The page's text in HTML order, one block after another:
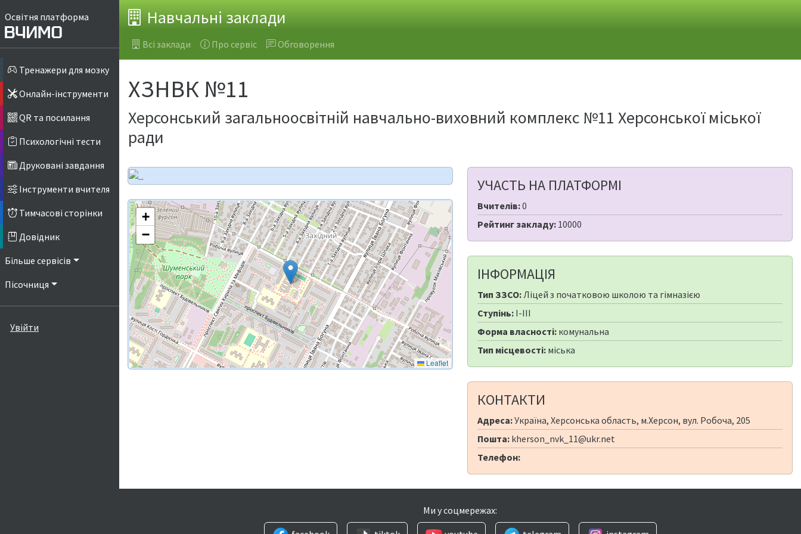
Освітня платформа
Тренажери для мозку
Онлайн-інструменти
QR та посилання
Психологічні тести
Друковані завдання
Інструменти вчителя
Тимчасові сторінки
Довідник
Більше сервісів
Пісочниця
Увійти
Навчальні заклади
Всі заклади Про сервіс Обговорення
ХЗНВК №11
Херсонський загальноосвітній навчально-виховний комплекс №11 Херсонської міської
ради
+
−
Leaflet
УЧАСТЬ НА ПЛАТФОРМІ
Вчителів:0
Рейтинг закладу: 10000
ІНФОРМАЦІЯ
Тип ЗЗСО:Ліцей з початковою школою та гімназією
Ступінь: I-III
Форма власності: комунальна
Тип місцевості: міська
КОНТАКТИ
Адреса:Україна, Херсонська область, м.Херсон, вул. Робоча, 205
Пошта: kherson_nvk_11@ukr.net
Телефон:
Ми у соцмережах: